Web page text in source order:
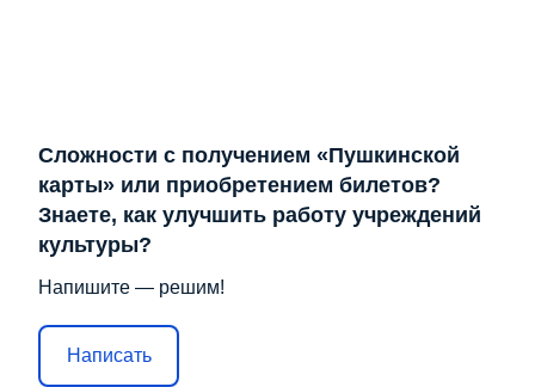
Сложности с получением «Пушкинской
карты» или приобретением билетов?
Знаете, как улучшить работу учреждений
культуры?
Напишите — решим!
Написать